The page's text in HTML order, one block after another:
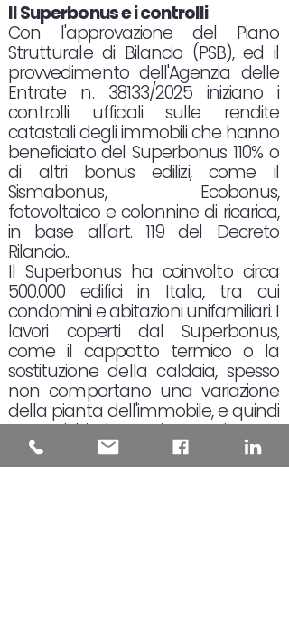
Il Superbonus e i controlli
Con l'approvazione del Piano
Strutturale di Bilancio (PSB), ed il
provvedimento dell'Agenzia delle
Entrate n. 38133/2025 iniziano i
controlli ufficiali sulle rendite
catastali degli immobili che hanno
beneficiato del Superbonus 110% o
di altri bonus edilizi, come il
Sismabonus, Ecobonus,
fotovoltaico e colonnine di ricarica,
in base all'art. 119 del Decreto
Rilancio..
Il Superbonus ha coinvolto circa
500.000 edifici in Italia, tra cui
condomini e abitazioni unifamiliari. I
lavori coperti dal Superbonus,
come il cappotto termico o la
sostituzione della caldaia, spesso
non comportano una variazione
della pianta dell'immobile, e quindi
non richiedono, in teoria, un
aggiornamento catastale.
L'aggiornamento della rendita